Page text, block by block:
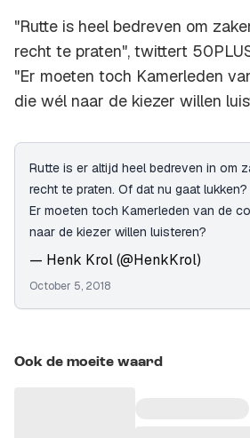
"Rutte is heel bedreven om
recht te praten", twittert
"Er moeten toch Kamerleden
die wél naar de kiezer willen
Rutte is er altijd heel bedreven in om
recht te praten. Of dat nu gaat lukken?
Er moeten toch Kamerleden van de
naar de kiezer willen luisteren?
— Henk Krol (@HenkKrol)
October 5, 2018
Ook de moeite waard